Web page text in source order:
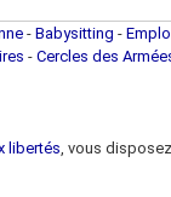
- Babysitting -
- Cercles des
libertés, vous